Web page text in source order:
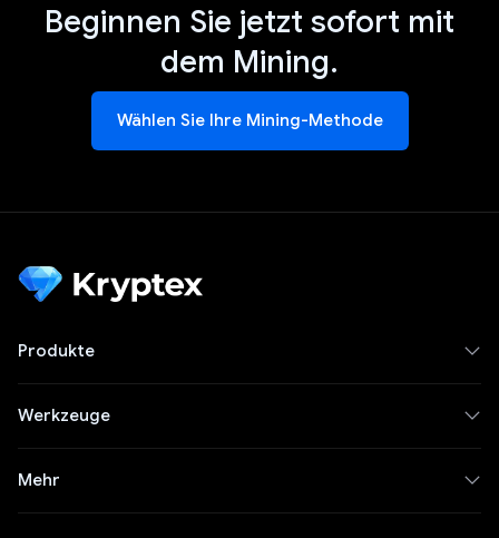
Beginnen Sie jetzt sofort mit
dem Mining.
Wählen Sie Ihre Mining-Methode
Produkte
Werkzeuge
Mehr